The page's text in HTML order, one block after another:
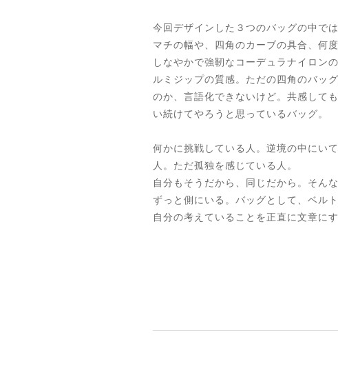
今回デザインした３つのバッグの中で
マチの幅や、四角のカーブの具合、何
しなやかで強靭なコーデュラナイロン
ルミジップの質感。ただの四角のバッ
のか、言語化できないけど。共感して
い続けてやろうと思っているバッグ。
何かに挑戦している人。逆境の中にい
人。ただ孤独を感じている人。
自分もそうだから、同じだから。そん
ずっと側にいる。バッグとして、ベル
自分の考えていることを正直に文章に